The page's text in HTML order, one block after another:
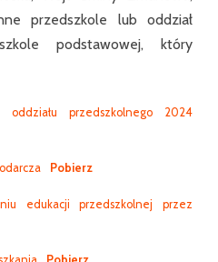
przedszkole lub oddział
podstawowej, który
oddziału przedszkolnego 2024
Pobierz
edukacji przedszkolnej przez